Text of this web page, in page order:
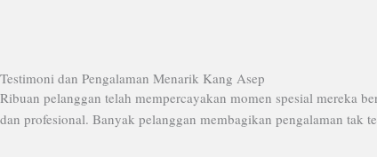
Testimoni dan Pengalaman Menarik Kang Asep
Ribuan pelanggan telah mempercayakan momen spesial mereka
dan profesional. Banyak pelanggan membagikan pengalaman tak